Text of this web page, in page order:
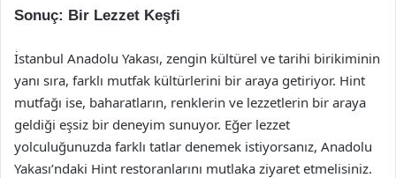
Sonuç: Bir Lezzet Keşfi
İstanbul Anadolu Yakası, zengin kültürel ve tarihi birikiminin
yanı sıra, farklı mutfak kültürlerini bir araya getiriyor. Hint
mutfağı ise, baharatların, renklerin ve lezzetlerin bir araya
geldiği eşsiz bir deneyim sunuyor. Eğer lezzet
yolculuğunuzda farklı tatlar denemek istiyorsanız, Anadolu
Yakası’ndaki Hint restoranlarını mutlaka ziyaret etmelisiniz.